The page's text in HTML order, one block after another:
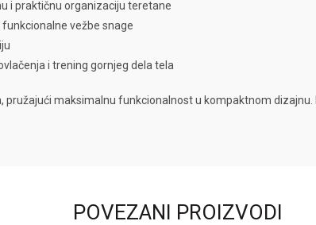
i praktičnu organizaciju teretane
vežbe snage
i trening gornjeg dela tela
maksimalnu funkcionalnost u kompaktnom
POVEZANI PROIZVODI